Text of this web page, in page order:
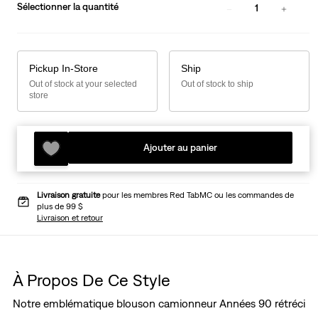
Sélectionner la quantité 1
Pickup In-Store
Out of stock at your selected
store
Ship
Out of stock to ship
Ajouter au panier
Livraison gratuitepour les membres Red TabMC ou les commandes de
plus de 99 $
Livraison et retour
À Propos De Ce Style
Notre emblématique blouson camionneur Années 90 rétréci